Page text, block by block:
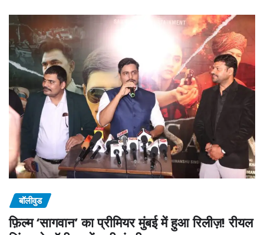
बॉलीवुड
फ़िल्म ‘सागवान’ का प्रीमियर मुंबई में हुआ रिलीज़! रीयल